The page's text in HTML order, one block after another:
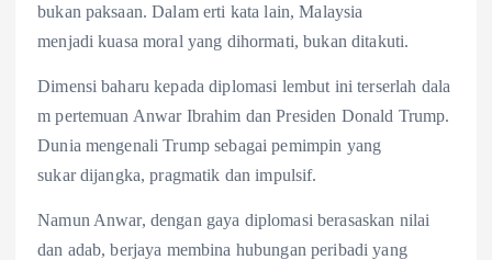
bukan paksaan. Dalam erti kata lain, Malaysia
menjadi kuasa moral yang dihormati, bukan ditakuti.
Dimensi baharu kepada diplomasi lembut ini terserlah dala
m pertemuan Anwar Ibrahim dan Presiden Donald Trump.
Dunia mengenali Trump sebagai pemimpin yang
sukar dijangka, pragmatik dan impulsif.
Namun Anwar, dengan gaya diplomasi berasaskan nilai
dan adab, berjaya membina hubungan peribadi yang